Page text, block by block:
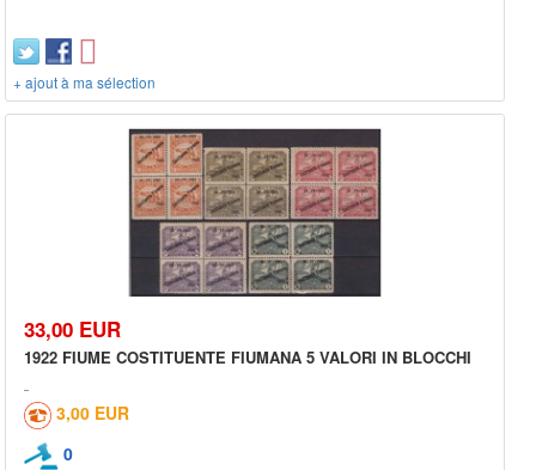
+ ajout à ma sélection
33,00 EUR
1922 FIUME COSTITUENTE FIUMANA 5 VALORI IN BLOCCHI
3,00 EUR
0